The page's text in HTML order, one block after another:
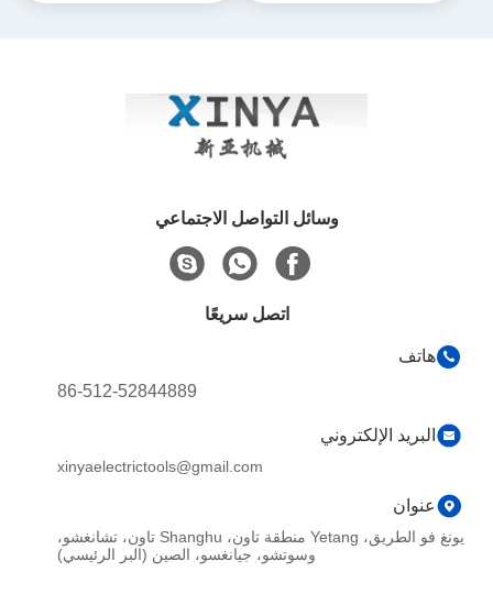
وسائل التواصل الاجتماعي
اتصل سريعًا
هاتف
86-512-52844889
البريد الإلكتروني
xinyaelectrictools@gmail.com
عنوان
يونغ فو الطريق، Yetang منطقة تاون، Shanghu تاون، تشانغشو،
وسوتشو، جيانغسو، الصين (البر الرئيسي)